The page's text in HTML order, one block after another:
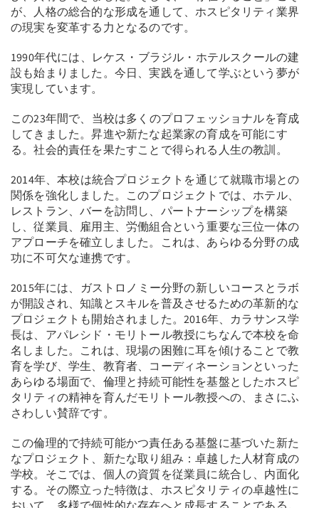
が、人格の総合的な形成を通して、ホスピタリティ業界
の現実を変革する力となるのです。
1990年代には、レケス・ブラジル・ホテルスクールの建
設も始まりました。今日、実践を通して学ぶという夢が
実現しています。
この23年間で、当校は多くのプロフェッショナルを育成
してきました。昇進や新たな起業家の育成を可能にす
る。社会的責任を果たすことで得られる人生の教訓。
2014年、本校は統合プロジェクトを通じて就職市場との
関係を強化しました。このプロジェクトでは、ホテル、
レストラン、バーを訪問し、パートナーシップを構築
し、従業員、雇用主、労働組合という重要な三位一体の
アプローチを確立しました。これは、あらゆる分野の成
功に不可欠な連携です。
2015年には、ガストロノミー分野の新しいコースとラボ
が開設され、知識とスキルを普及させるための革新的な
プロジェクトも開始されました。2016年、カラサンス学
長は、アパレシド・モリトール教授にちなんで本校を命
名しました。これは、現場の困難に耳を傾けることで教
育を学び、学生、教育者、コーディネーションといった
あらゆる場面で、倫理と持続可能性を基盤としたホスピ
タリティの精神を育んだモリトール教授への、まさにふ
さわしい賛辞です。
この倫理的で持続可能かつ責任ある基盤に基づいた新た
なプロジェクト、新たな取り組み：卓越した人材育成の
学校。そこでは、個人の資質を従業員に統合し、内面化
する。その際立った特徴は、ホスピタリティの卓越性に